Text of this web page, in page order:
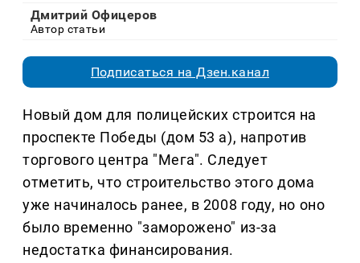
Дмитрий Офицеров
Автор статьи
Подписаться на Дзен.канал
Новый дом для полицейских строится на
проспекте Победы (дом 53 а), напротив
торгового центра "Мега". Следует
отметить, что строительство этого дома
уже начиналось ранее, в 2008 году, но оно
было временно "заморожено" из-за
недостатка финансирования.